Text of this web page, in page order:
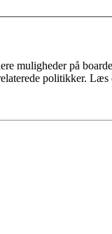
muligheder på
politikker.